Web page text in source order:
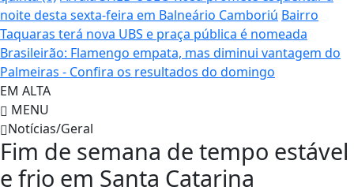
noite desta sexta-feira em Balneário Camboriú Bairro
Taquaras terá nova UBS e praça pública é nomeada
Brasileirão: Flamengo empata, mas diminui vantagem do
Palmeiras - Confira os resultados do domingo
EM ALTA
MENU
Notícias/Geral
Fim de semana de tempo estável
e frio em Santa Catarina